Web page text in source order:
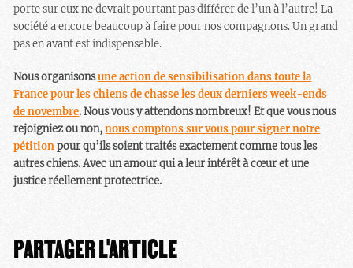
porte sur eux ne devrait pourtant pas différer de l’un à l’autre! La
société a encore beaucoup à faire pour nos compagnons. Un grand
pas en avant est indispensable.
Nous organisonsune action de sensibilisation dans toute la
France pour les chiens de chasse les deux derniers week-ends
de novembre. Nous vous y attendons nombreux! Et que vous nous
rejoigniez ou non,nous comptons sur vous pour signer notre
pétitionpour qu’ils soient traités exactement comme tous les
autres chiens. Avec un amour qui a leur intérêt à cœur et une
justice réellement protectrice.
PARTAGER L'ARTICLE